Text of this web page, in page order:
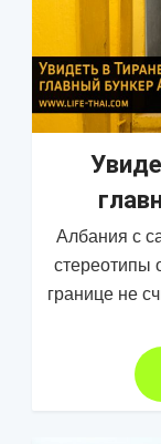
Албания с
стереотипы
границе не